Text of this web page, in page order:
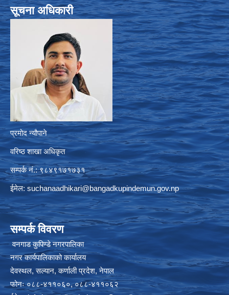
सूचना अधिकारी
प्रमोद न्यौपाने
वरिष्ठ शाखा अधिकृत
सम्पर्क नं.: ९८४९१७१७३१
ईमेल: suchanaadhikari@bangadkupindemun.gov.np
सम्पर्क विवरण
वनगाड कुपिण्डे नगरपालिका
नगर कार्यपालिकाको कार्यालय
देवस्थल, सल्यान, कर्णाली प्रदेश, नेपाल
फोनः ०८८-४११०६०, ०८८-४११०६२